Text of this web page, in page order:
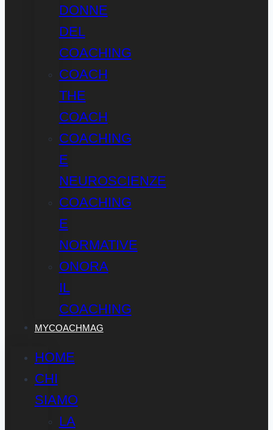
DONNE
DEL
COACHING
COACH
THE
COACH
COACHING
E
NEUROSCIENZE
COACHING
E
NORMATIVE
ONORA
IL
COACHING
MYCOACHMAG
HOME
CHI
SIAMO
LA